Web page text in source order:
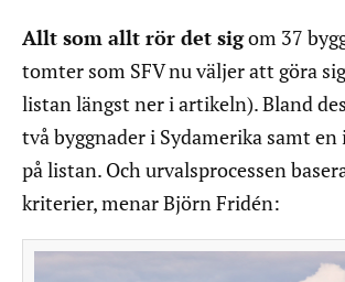
Allt som allt rör det sigom 37
tomter som SFV nu väljer att göra
listan längst ner i artikeln). Bland
två byggnader i Sydamerika samt en
på listan. Och urvalsprocessen
kriterier, menar Björn Fridén: